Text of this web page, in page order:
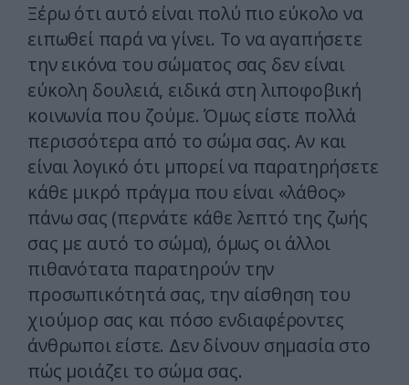
Ξέρω ότι αυτό είναι πολύ πιο εύκολο να
ειπωθεί παρά να γίνει. Το να αγαπήσετε
την εικόνα του σώματος σας δεν είναι
εύκολη δουλειά, ειδικά στη λιποφοβική
κοινωνία που ζούμε. Όμως είστε πολλά
περισσότερα από το σώμα σας. Αν και
είναι λογικό ότι μπορεί να παρατηρήσετε
κάθε μικρό πράγμα που είναι «λάθος»
πάνω σας (περνάτε κάθε λεπτό της ζωής
σας με αυτό το σώμα), όμως οι άλλοι
πιθανότατα παρατηρούν την
προσωπικότητά σας, την αίσθηση του
χιούμορ σας και πόσο ενδιαφέροντες
άνθρωποι είστε. Δεν δίνουν σημασία στο
πώς μοιάζει το σώμα σας.